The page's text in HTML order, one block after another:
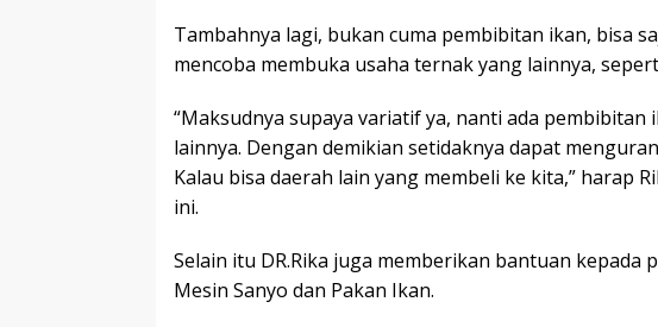
Tambahnya lagi, bukan cuma pembibitan ikan, bisa
mencoba membuka usaha ternak yang lainnya,
“Maksudnya supaya variatif ya, nanti ada
lainnya. Dengan demikian setidaknya dapat
Kalau bisa daerah lain yang membeli ke kita,” harap
ini.
Selain itu DR.Rika juga memberikan bantuan
Mesin Sanyo dan Pakan Ikan.